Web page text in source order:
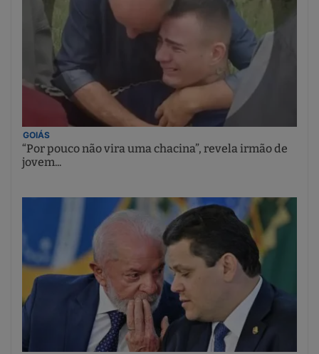
GOIÁS
“Por pouco não vira uma chacina”, revela irmão de
jovem...